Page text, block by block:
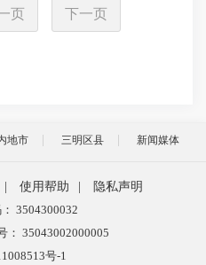
页 下一页
地市 三明区县 新闻媒体
使用帮助
隐私声明
3504300032
： 35043002000005
号-1